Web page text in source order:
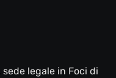
legale in Foci di